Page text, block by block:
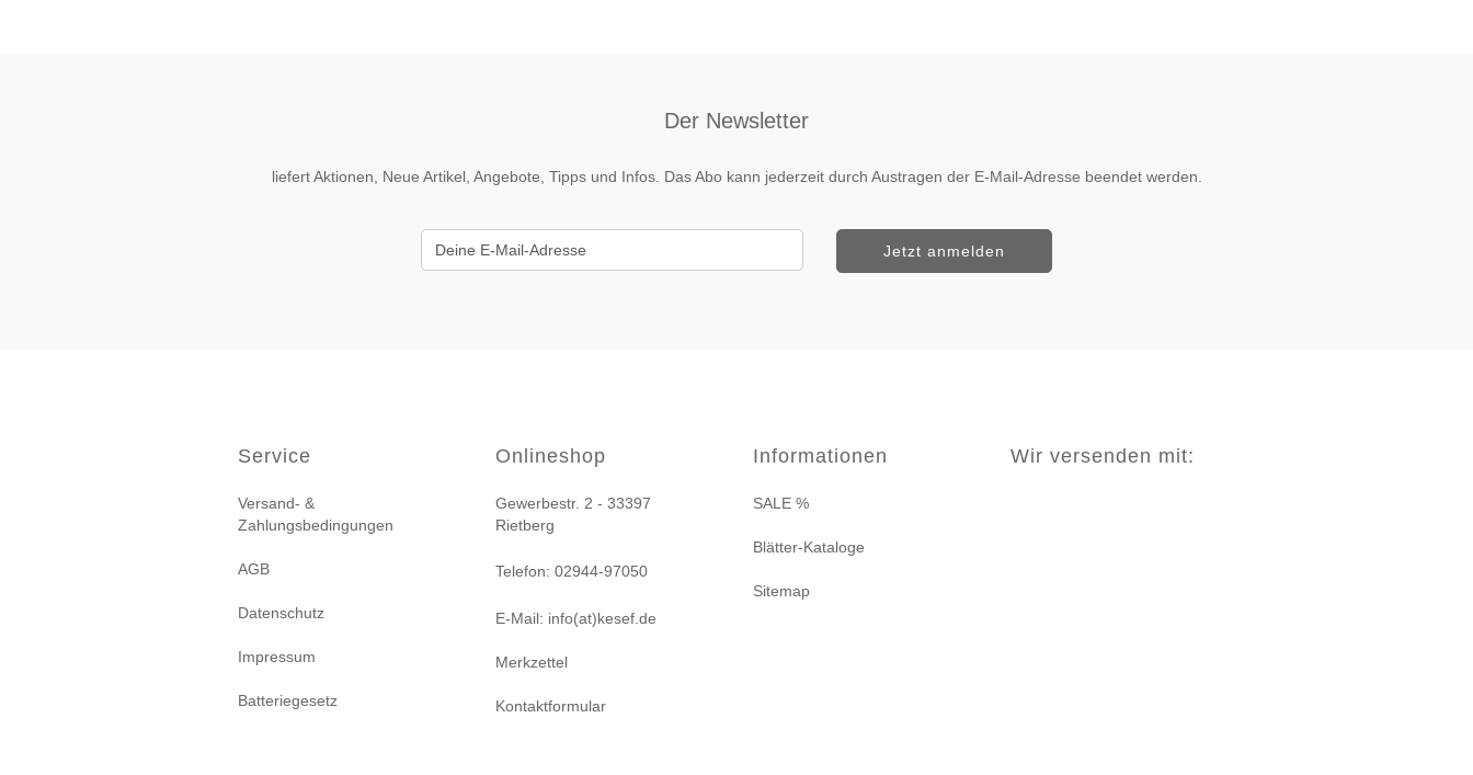
Der Newsletter
liefert Aktionen, Neue Artikel, Angebote, Tipps und Infos. Das Abo kann jederzeit durch Austragen der E-Mail-Adresse beendet werden.
Service
Versand- &
Zahlungsbedingungen
AGB
Datenschutz
Impressum
Batteriegesetz
Onlineshop
Gewerbestr. 2 - 33397
Rietberg
Telefon: 02944-97050
E-Mail: info(at)kesef.de
Merkzettel
Kontaktformular
Informationen
SALE %
Blätter-Kataloge
Sitemap
Wir versenden mit: